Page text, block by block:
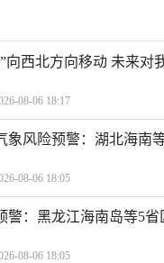
向西北方向移动 未来对
08-06 18:17
象风险预警：湖北海南
08-06 18:05
警：黑龙江海南岛等5
08-06 18:05